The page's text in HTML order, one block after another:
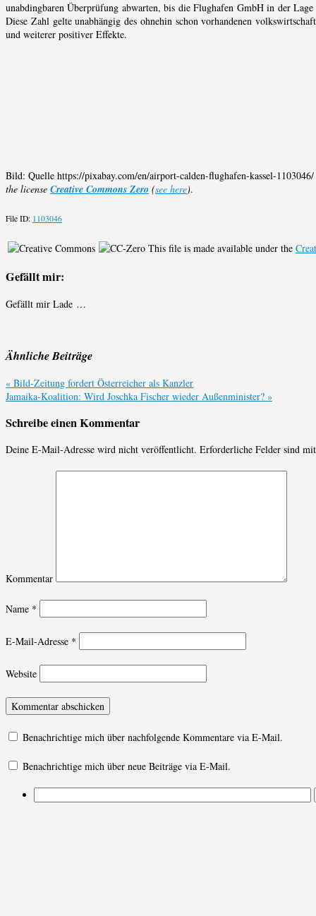
unabdingbaren Überprüfung abwarten, bis die Flughafen GmbH in der
Diese Zahl gelte unabhängig des ohnehin schon vorhandenen
und weiterer positiver Effekte.
Bild: Quelle https://pixabay.com/en/airport-calden-flughafen-kassel-
the license Creative Commons Zero (see here).
File ID: 1103046
This file is made available under the
Gefällt mir:
Gefällt mir Lade …
Ähnliche Beiträge
« Bild-Zeitung fordert Österreicher als Kanzler
Jamaika-Koalition: Wird Joschka Fischer wieder Außenminister? »
Schreibe einen Kommentar
Deine E-Mail-Adresse wird nicht veröffentlicht. Erforderliche Felder sind
Kommentar
Name *
E-Mail-Adresse *
Website
Benachrichtige mich über nachfolgende Kommentare via E-Mail.
Benachrichtige mich über neue Beiträge via E-Mail.